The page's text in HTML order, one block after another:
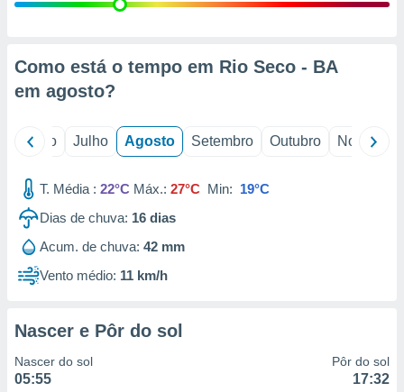
estudos
1199
Como está o tempo em Rio Seco - BA
em agosto?
Junho Julho Agosto Setembro Outubro Novembro
T. Média : 22°C Máx.: 27°C Min: 19°C
Dias de chuva: 16 dias
Acum. de chuva: 42 mm
Vento médio: 11 km/h
Nascer e Pôr do sol
Nascer do sol
05:55
Pôr do sol
17:32